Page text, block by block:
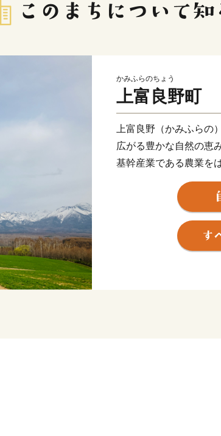
かみふらのちょう
上富良野町
上富良野（かみふらの
広がる豊かな自然の恵
基幹産業である農業を
ベンダー畑、きれいな
す十勝岳温泉郷、トレ
バックカントリスキー
良野盆地の雄大な自然
イイトコどり！
町産の大麦とホップを